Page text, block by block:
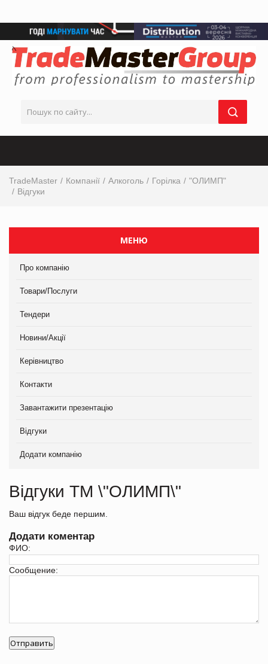
TradeMaster Компанії Алкоголь Горілка
"ОЛИМП"
Відгуки
МЕНЮ
Про компанію
Товари/Послуги
Тендери
Новини/Акції
Керівництво
Контакти
Завантажити презентацію
Відгуки
Додати компанію
Відгуки ТМ \"ОЛИМП\"
Ваш відгук беде першим.
Додати коментар
ФИО:
Сообщение: